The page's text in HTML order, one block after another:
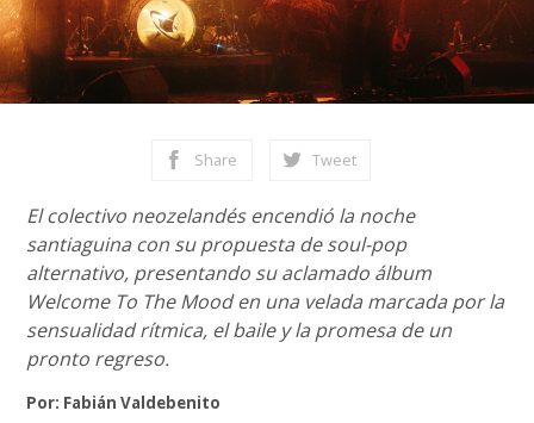
Share Tweet
El colectivo neozelandés encendió la noche
santiaguina con su propuesta de soul-pop
alternativo, presentando su aclamado álbum
Welcome To The Mood en una velada marcada por la
sensualidad rítmica, el baile y la promesa de un
pronto regreso.
Por: Fabián Valdebenito